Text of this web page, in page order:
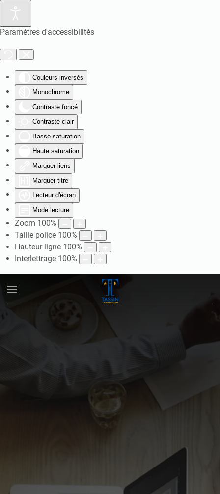
Paramètres d'accessibilités
Couleurs inversés
Monochrome
Contraste foncé
Contraste clair
Basse saturation
Haute saturation
Marquer liens
Marquer titre
Lecteur d'écran
Mode lecture
Zoom 100%
Taille police 100%
Hauteur ligne 100%
Interlettrage 100%